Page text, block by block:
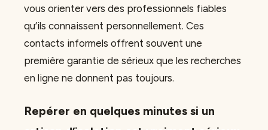
vous orienter vers des professionnels fiables
qu’ils connaissent personnellement. Ces
contacts informels offrent souvent une
première garantie de sérieux que les recherches
en ligne ne donnent pas toujours.
Repérer en quelques minutes si un